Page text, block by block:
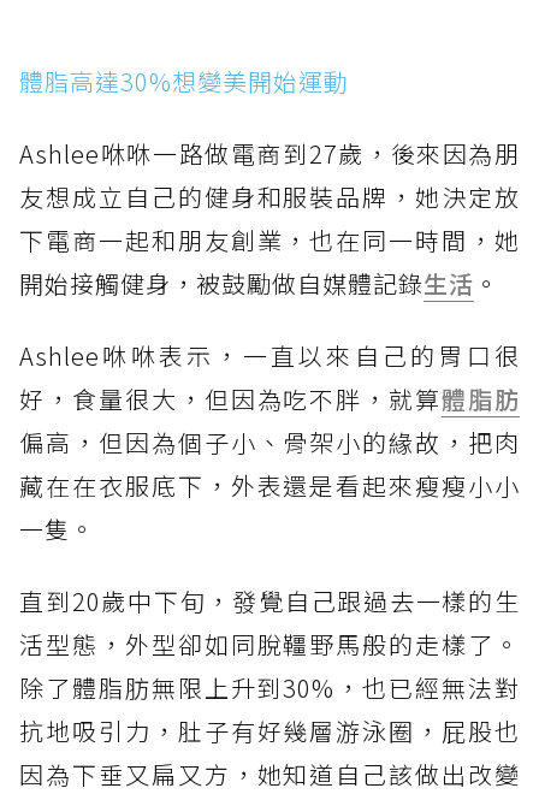
體脂高達30%想變美開始運動
Ashlee咻咻一路做電商到27歲，後來因為朋
友想成立自己的健身和服裝品牌，她決定放
下電商一起和朋友創業，也在同一時間，她
開始接觸健身，被鼓勵做自媒體記錄生活 。
Ashlee咻咻表示，一直以來自己的胃口很
好，食量很大，但因為吃不胖，就算體脂肪
偏高，但因為個子小、骨架小的緣故，把肉
藏在在衣服底下，外表還是看起來瘦瘦小小
一隻。
直到20歲中下旬，發覺自己跟過去一樣的生
活型態，外型卻如同脫韁野馬般的走樣了。
除了體脂肪無限上升到30%，也已經無法對
抗地吸引力，肚子有好幾層游泳圈，屁股也
因為下垂又扁又方，她知道自己該做出改變